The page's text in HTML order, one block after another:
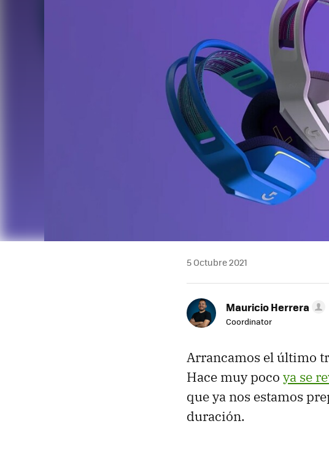
5 Octubre 2021
Mauricio Herrera
Coordinator
Arrancamos el último
Hace muy poco ya se
que ya nos estamos
duración.